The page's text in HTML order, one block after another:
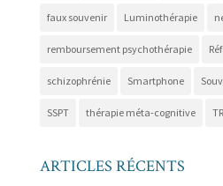
faux souvenir Luminothérapie
remboursement psychothérapie
schizophrénie Smartphone
SSPT thérapie méta-cognitive
ARTICLES RÉCENTS